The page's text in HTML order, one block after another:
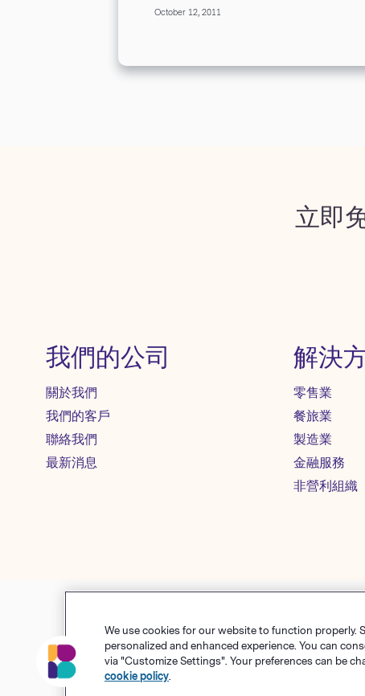
Dishonor Roll of major studio
October 12, 2011
立即
我們的公司
關於我們
我們的客戶
聯絡我們
最新消息
解決
零售業
餐旅業
製造業
金融服務
非營利組織
使用條款 隱私權政策
©
We use cookies for our website to function properly.
personalized and enhanced experience. You can
via "Customize Settings". Your preferences can be
cookie policy.